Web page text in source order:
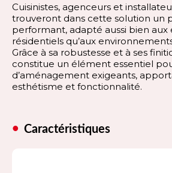
Cuisinistes, agenceurs et
trouveront dans cette solution un
performant, adapté aussi bien aux
résidentiels qu’aux
Grâce à sa robustesse et à ses
constitue un élément essentiel
d’aménagement exigeants,
esthétisme et fonctionnalité.
Caractéristiques